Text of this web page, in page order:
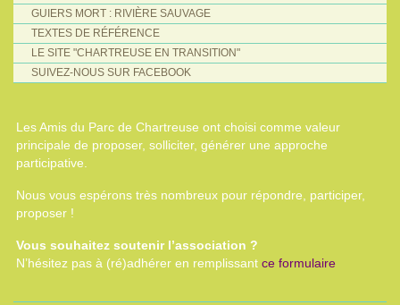
GUIERS MORT : RIVIÈRE SAUVAGE
TEXTES DE RÉFÉRENCE
LE SITE "CHARTREUSE EN TRANSITION"
SUIVEZ-NOUS SUR FACEBOOK
Les Amis du Parc de Chartreuse ont choisi comme valeur
principale de proposer, solliciter, générer une approche
participative.
Nous vous espérons très nombreux pour répondre, participer,
proposer !
Vous souhaitez soutenir l’association ?
N’hésitez pas à (ré)adhérer en remplissant ce formulaire